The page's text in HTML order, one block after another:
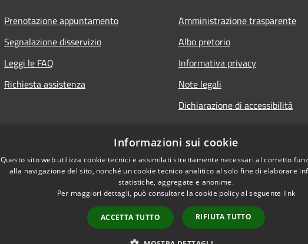
Prenotazione appuntamento
Segnalazione disservizio
Leggi le FAQ
Richiesta assistenza
Amministrazione trasparente
Albo pretorio
Informativa privacy
Note legali
Dichiarazione di accessibilità
Informazioni sui cookie
Questo sito web utilizza cookie tecnici e assimilati strettamente necessari al corretto
alla navigazione del sito, nonché un cookie tecnico analitico al solo fine di elaborare
statistiche, aggregate e anonime.
Per maggiori dettagli, può consultare la cookie policy al seguente link
ACCETTA TUTTO RIFIUTA TUTTO